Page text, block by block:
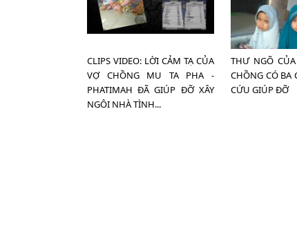
CLIPS VIDEO: LỜI CẢM TẠ CỦA
VỢ CHỒNG MU TA PHA -
PHATIMAH ĐÃ GIÚP ĐỠ XÂY
NGÔI NHÀ TÌNH...
THƯ NGÕ
CHỒNG CÓ BA
CỨU GIÚP ĐỠ